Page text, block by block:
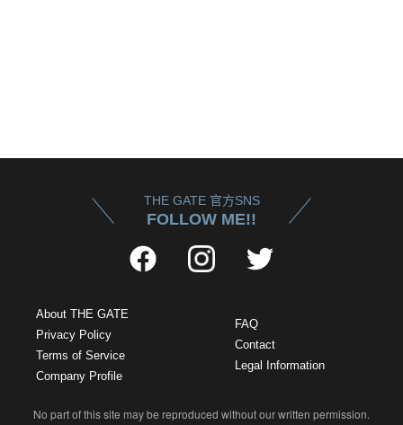
THE GATE 官方SNS
FOLLOW ME!!
About THE GATE
Privacy Policy
Terms of Service
Company Profile
FAQ
Contact
Legal Information
No part of this site may be reproduced without our written permission.